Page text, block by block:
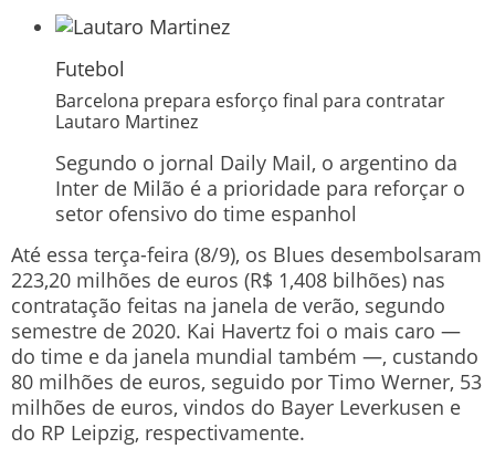
Futebol
Barcelona prepara esforço final para contratar
Lautaro Martinez
Segundo o jornal Daily Mail, o argentino da
Inter de Milão é a prioridade para reforçar o
setor ofensivo do time espanhol
Até essa terça-feira (8/9), os Blues desembolsaram
223,20 milhões de euros (R$ 1,408 bilhões) nas
contratação feitas na janela de verão, segundo
semestre de 2020. Kai Havertz foi o mais caro —
do time e da janela mundial também —, custando
80 milhões de euros, seguido por Timo Werner, 53
milhões de euros, vindos do Bayer Leverkusen e
do RP Leipzig, respectivamente.